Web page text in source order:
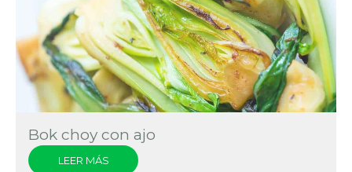
Bok choy con ajo
LEER MÁS